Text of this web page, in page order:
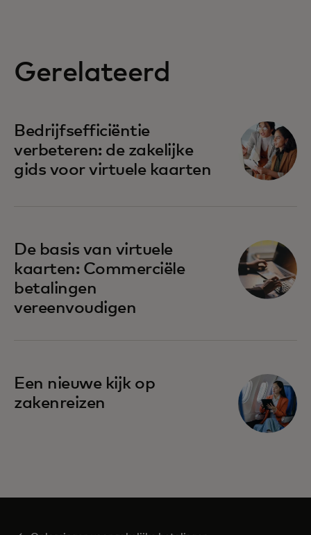
Gerelateerd
Bedrijfsefficiëntie
verbeteren: de zakelijke
gids voor virtuele kaarten
De basis van virtuele
kaarten: Commerciële
betalingen
vereenvoudigen
Een nieuwe kijk op
zakenreizen